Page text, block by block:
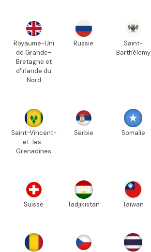
Royaume-Uni
de Grande-
Bretagne et
d'Irlande du
Nord
Russie
Saint-
Barthélemy
Saint-Vincent-
et-les-
Grenadines
Serbie Somalie
Suisse Tadjikistan Taïwan